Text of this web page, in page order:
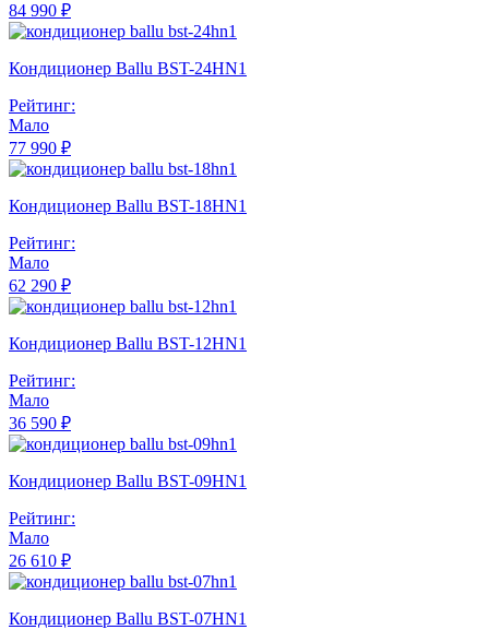
84 990 ₽
Кондиционер Ballu BST-24HN1
Рейтинг:
Мало
77 990 ₽
Кондиционер Ballu BST-18HN1
Рейтинг:
Мало
62 290 ₽
Кондиционер Ballu BST-12HN1
Рейтинг:
Мало
36 590 ₽
Кондиционер Ballu BST-09HN1
Рейтинг:
Мало
26 610 ₽
Кондиционер Ballu BST-07HN1